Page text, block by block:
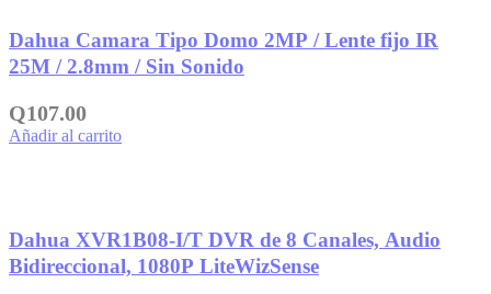
Dahua Camara Tipo Domo 2MP / Lente fijo IR
25M / 2.8mm / Sin Sonido
Q107.00
Añadir al carrito
Dahua XVR1B08-I/T DVR de 8 Canales, Audio
Bidireccional, 1080P LiteWizSense